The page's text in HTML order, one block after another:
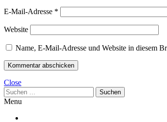
E-Mail-Adresse *
Website
Name, E-Mail-Adresse und Website in diesem
Close
Suchen
nach:
Menu